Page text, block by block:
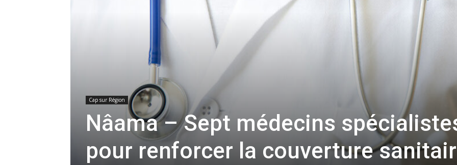
Cap sur Région
Nâama – Sept médecins
pour renforcer la couverture